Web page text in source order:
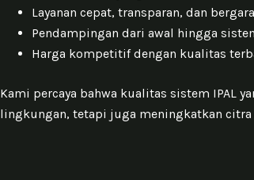
Layanan cepat, transparan, dan
Pendampingan dari awal hingga
Harga kompetitif dengan kualitas
Kami percaya bahwa kualitas sistem IPAL
lingkungan, tetapi juga meningkatkan citra